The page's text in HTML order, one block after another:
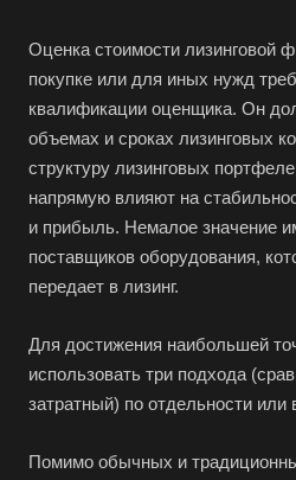
Оценка стоимости лизинговой
покупке или для иных нужд
квалификации оценщика. Он
объемах и сроках лизинговых
структуру лизинговых
напрямую влияют на
и прибыль. Немалое значение
поставщиков оборудования,
передает в лизинг.
Для достижения наибольшей
использовать три подхода
затратный) по отдельности или
Помимо обычных и